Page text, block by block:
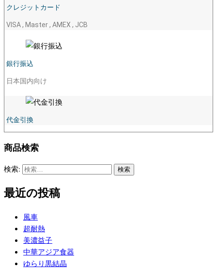
クレジットカード
VISA , Master , AMEX , JCB
銀行振込
日本国内向け
代金引換
商品検索
検索:
最近の投稿
風車
超耐熱
美濃益子
中華アジア食器
ゆらり黒結晶